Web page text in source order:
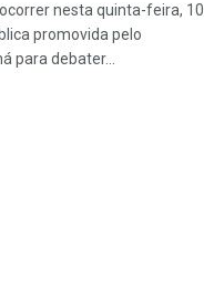
nesta quinta-feira, 10
promovida pelo
para debater...